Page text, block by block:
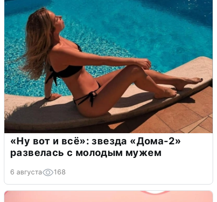
«Ну вот и всё»: звезда «Дома-2»
развелась с молодым мужем
6 августа 168